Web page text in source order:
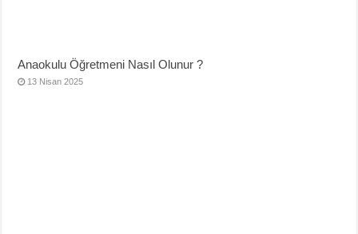
Anaokulu Öğretmeni Nasıl Olunur ?
13 Nisan 2025